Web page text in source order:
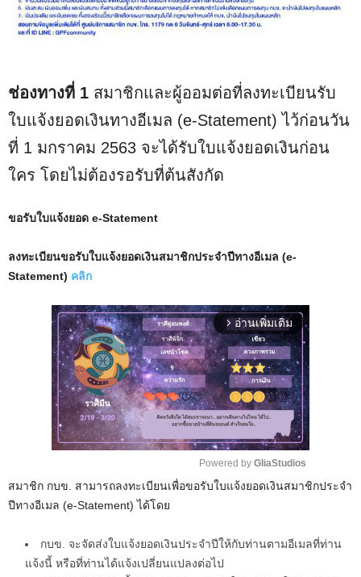
ช่องทางที่ 1 สมาชิกและผู้ออมต่อที่ลงทะเบียนรับ
ใบแจ้งยอดเงินทางอีเมล (e-Statement) ไว้ก่อนวัน
ที่ 1 มกราคม 2563 จะได้รับใบแจ้งยอดเงินก่อน
ใคร โดยไม่ต้องรอรับที่ต้นสังกัด
ขอรับใบแจ้งยอด e-Statement
ลงทะเบียนขอรับใบแจ้งยอดเงินสมาชิกประจำปีทางอีเมล (e-
Statement) คลิก
arrow_forward_ios อ่านเพิ่มเติม
e
Powered by GliaStudios
สมาชิก กบข. สามารถลงทะเบียนเพื่อขอรับใบแจ้งยอดเงินสมาชิกประจำ
ปีทางอีเมล (e-Statement) ได้โดย
กบข. จะจัดส่งใบแจ้งยอดเงินประจำปีให้กับท่านตามอีเมลที่ท่าน
แจ้งนี้ หรือที่ท่านได้แจ้งเปลี่ยนแปลงต่อไป